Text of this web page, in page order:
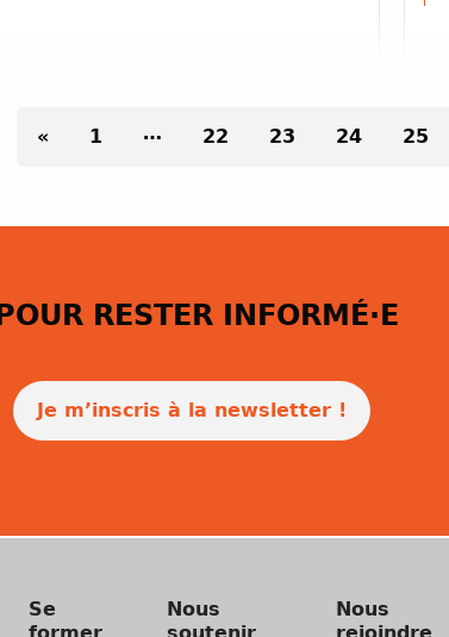
« 1 … 22 23 24 25
POUR RESTER INFORMÉ·E
Je m’inscris à la newsletter !
Se
Nous
Nous